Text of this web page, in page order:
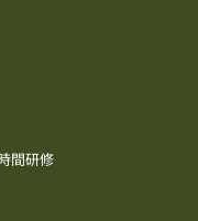
間研修